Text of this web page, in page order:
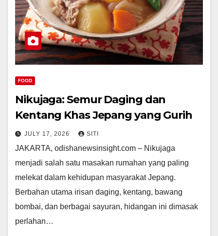
FOOD
Nikujaga: Semur Daging dan
Kentang Khas Jepang yang Gurih
JULY 17, 2026 SITI
JAKARTA, odishanewsinsight.com – Nikujaga
menjadi salah satu masakan rumahan yang paling
melekat dalam kehidupan masyarakat Jepang.
Berbahan utama irisan daging, kentang, bawang
bombai, dan berbagai sayuran, hidangan ini dimasak
perlahan…